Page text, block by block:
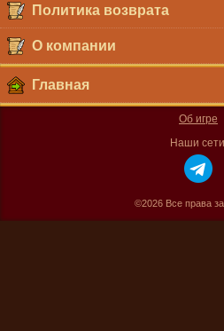
Политика возврата
О компании
Главная
Об игре
Наши
©2026 Все права